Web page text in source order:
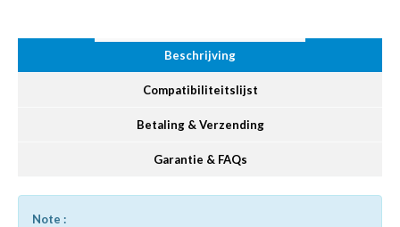
Beschrijving
Compatibiliteitslijst
Betaling & Verzending
Garantie & FAQs
Note :